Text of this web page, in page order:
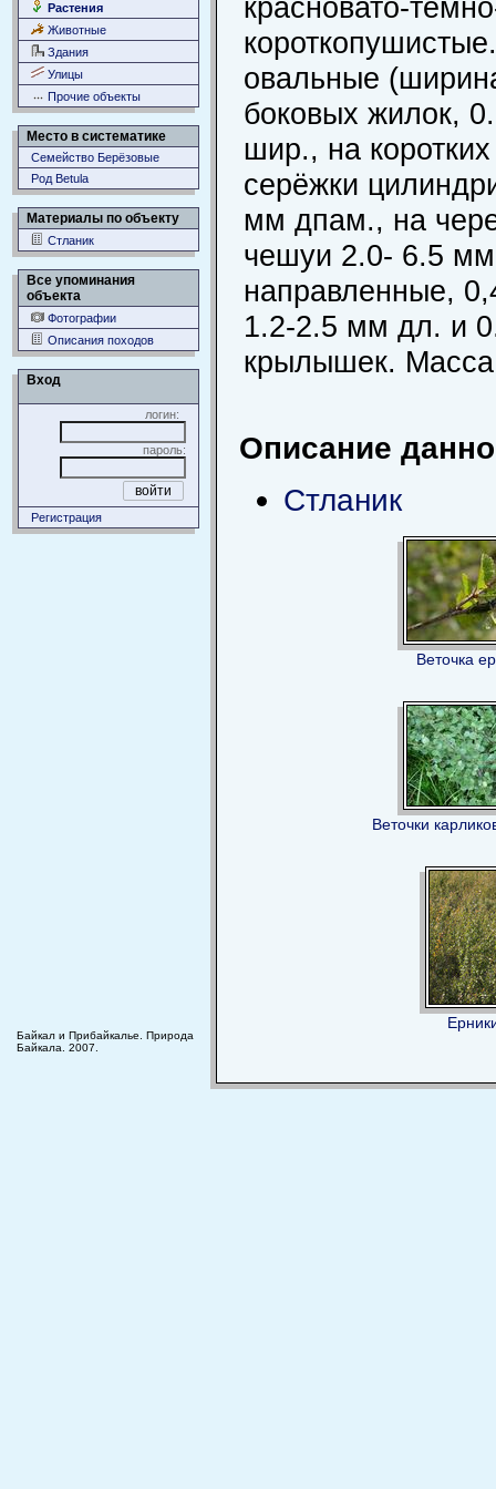
Растения
Животные
Здания
Улицы
Прочие объекты
Место в систематике
Семейство Берёзовые
Род Betula
Материалы по объекту
Стланик
Все упоминания
объекта
Фотографии
Описания походов
Вход
логин:
пароль:
Регистрация
красновато-
овальные
боковых жилок,
шир., на
серёжки
мм дпам., на
чешуи 2.0- 6.5
направленные,
1.2-2.5 мм дл. и
крылышек. Масса
Описание
Стланик
Веточка
Веточки
Байкал и Прибайкалье. Природа
Байкала. 2007.